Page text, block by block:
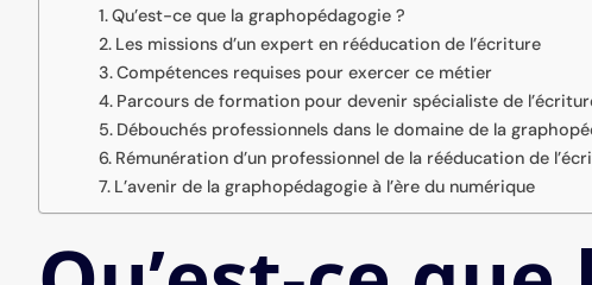
Qu’est-ce que la graphopédagogie ?
Les missions d’un expert en rééducation de l’écriture
Compétences requises pour exercer ce métier
Parcours de formation pour devenir spécialiste de
Débouchés professionnels dans le domaine de la
Rémunération d’un professionnel de la rééducation de
L’avenir de la graphopédagogie à l’ère du numérique